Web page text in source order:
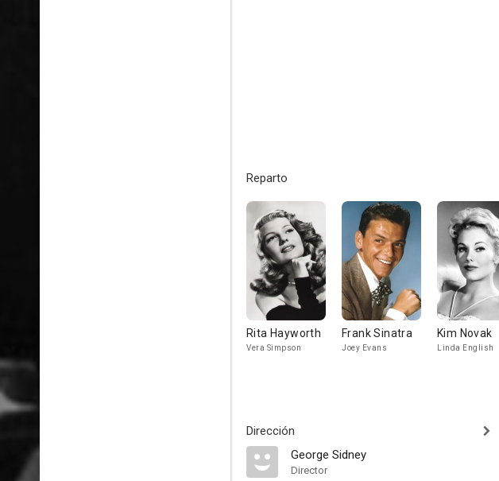
Reparto
Rita Hayworth
Vera Simpson
Frank Sinatra
Joey Evans
Kim Novak
Linda English
Dirección
George Sidney
Director